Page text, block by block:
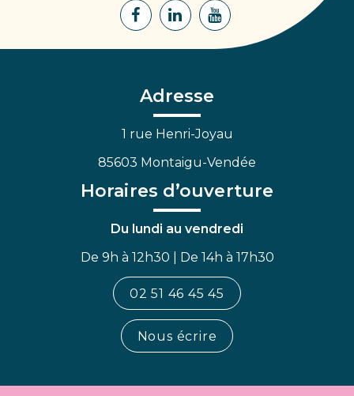
Lien
Facebook
Lien
Linkedin
Lien
Adresse
1 rue Henri-Joyau
85603 Montaigu-Vendée
Horaires d’ouverture
Du lundi au vendredi
De 9h à 12h30 | De 14h à 17h30
02 51 46 45 45
Nous écrire